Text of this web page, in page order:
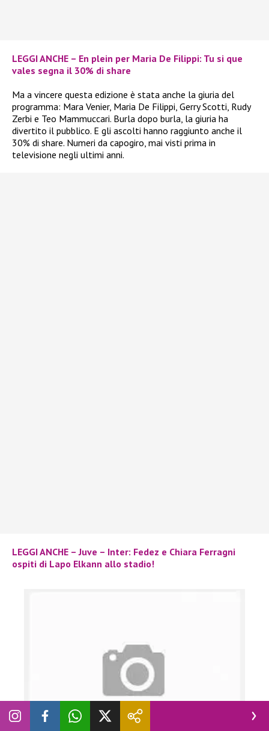
LEGGI ANCHE – En plein per Maria De Filippi: Tu si que
vales segna il 30% di share
Ma a vincere questa edizione è stata anche la giuria del
programma: Mara Venier, Maria De Filippi, Gerry Scotti, Rudy
Zerbi e Teo Mammuccari. Burla dopo burla, la giuria ha
divertito il pubblico. E gli ascolti hanno raggiunto anche il
30% di share. Numeri da capogiro, mai visti prima in
televisione negli ultimi anni.
LEGGI ANCHE – Juve – Inter: Fedez e Chiara Ferragni
ospiti di Lapo Elkann allo stadio!